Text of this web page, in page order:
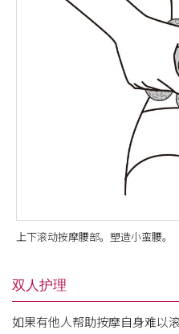
上下滚动按摩腰部。塑造小蛮腰。
双人护理
如果有他人帮助按摩自身难以